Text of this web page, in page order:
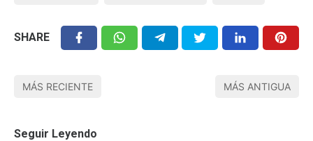
SHARE
MÁS RECIENTE MÁS ANTIGUA
Seguir Leyendo